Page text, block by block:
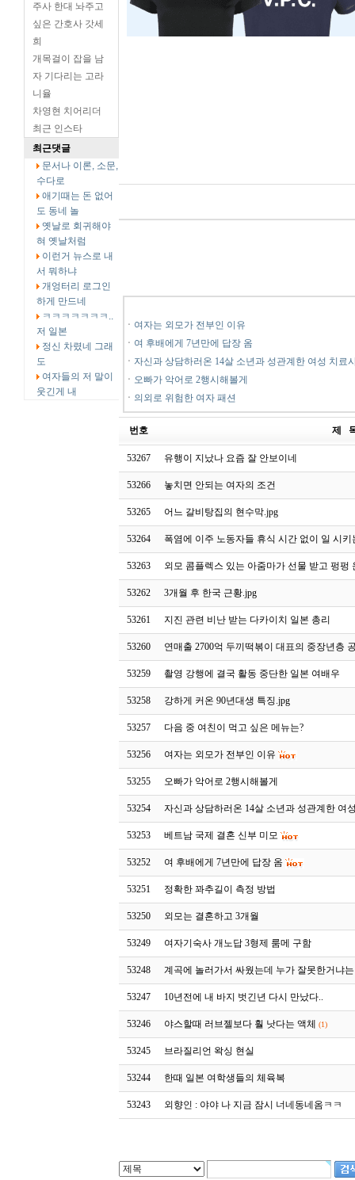
주사 한대 놔주고
싶은 간호사 갓세
희
개목걸이 잡을 남
자 기다리는 고라
니율
차영현 치어리더
최근 인스타
최근댓글
문서나 이론, 소문,
수다로
애기때는 돈 없어
도 동네 놀
옛날로 회귀해야
혀 옛날처럼
이런거 뉴스로 내
서 뭐하냐
개엉터리 로그인
하게 만드네
ㅋㅋㅋㅋㅋㅋㅋ..
저 일본
정신 차렸네 그래
도
여자들의 저 말이
웃긴게 내
ㆍ 여자는 외모가 전부인 이유
ㆍ 여 후배에게 7년만에 답장 옴
ㆍ 자신과 상담하러온 14살 소년과 성관계한 여성 치료
ㆍ 오빠가 악어로 2행시해볼게
ㆍ 의외로 위험한 여자 패션
번호 제
53267 유행이 지났나 요즘 잘 안보이네
53266 놓치면 안되는 여자의 조건
53265 어느 갈비탕집의 현수막.jpg
53264 폭염에 이주 노동자들 휴식 시간 없이 일 시
53263 외모 콤플렉스 있는 아줌마가 선물 받고 펑펑
53262 3개월 후 한국 근황.jpg
53261 지진 관련 비난 받는 다카이치 일본 총리
53260 연매출 2700억 두끼떡볶이 대표의 중장년층
53259 촬영 강행에 결국 활동 중단한 일본 여배우
53258 강하게 커온 90년대생 특징.jpg
53257 다음 중 여친이 먹고 싶은 메뉴는?
53256 여자는 외모가 전부인 이유
53255 오빠가 악어로 2행시해볼게
53254 자신과 상담하러온 14살 소년과 성관계한 여
53253 베트남 국제 결혼 신부 미모
53252 여 후배에게 7년만에 답장 옴
53251 정확한 꽈추길이 측정 방법
53250 외모는 결혼하고 3개월
53249 여자기숙사 개노답 3형제 룸메 구함
53248 계곡에 놀러가서 싸웠는데 누가 잘못한거냐
53247 10년전에 내 바지 벗긴년 다시 만났다..
53246 야스할때 러브젤보다 훨 낫다는 액체 (1)
53245 브라질리언 왁싱 현실
53244 한때 일본 여학생들의 체육복
53243 외향인 : 야야 나 지금 잠시 너네동네옴ㅋㅋ